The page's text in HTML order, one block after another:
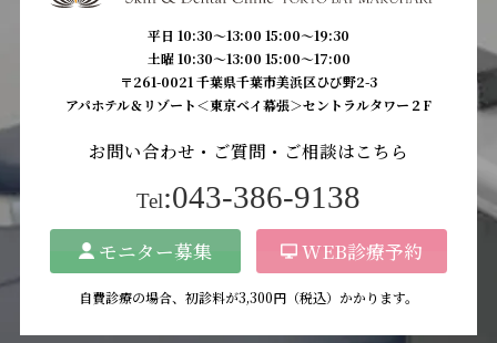
平日 10:30〜13:00 15:00〜19:30
土曜 10:30〜13:00 15:00〜17:00
〒261-0021 千葉県千葉市美浜区ひび野2-3
アパホテル＆リゾート＜東京ベイ幕張＞セントラルタワー２F
お問い合わせ・ご質問・ご相談はこちら
Tel:043-386-9138
モニター募集 WEB診療予約
自費診療の場合、初診料が3,300円（税込）かかります。